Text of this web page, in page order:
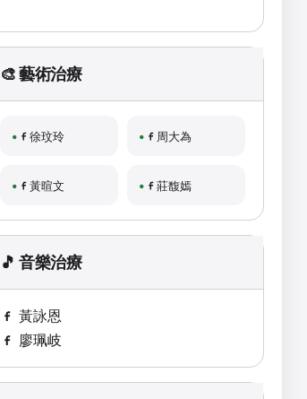
🎨 藝術治療
徐玟玲 周大為
黃暄文 莊馥嫣
🎵 音樂治療
黃詠恩
廖珮岐